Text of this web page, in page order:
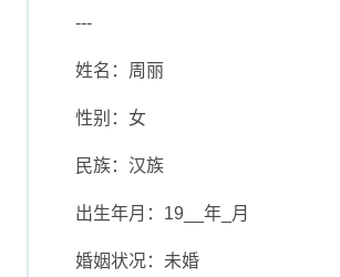
---
姓名：周丽
性别：女
民族：汉族
出生年月：19__年_月
婚姻状况：未婚